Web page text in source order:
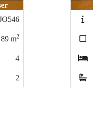
m 2
89m2
4
2